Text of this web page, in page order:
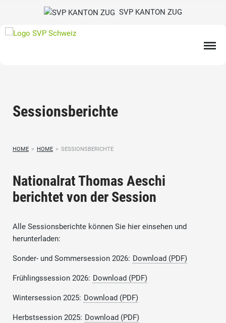
SVP KANTON ZUG
Sessionsberichte
HOME > HOME > SESSIONSBERICHTE
Nationalrat Thomas Aeschi
berichtet von der Session
Alle Sessionsberichte können Sie hier einsehen und
herunterladen:
Sonder- und Sommersession 2026: Download (PDF)
Frühlingssession 2026: Download (PDF)
Wintersession 2025: Download (PDF)
Herbstsession 2025: Download (PDF)